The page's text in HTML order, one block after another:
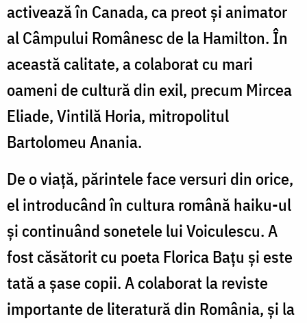
activează în Canada, ca preot și animator
al Câmpului Românesc de la Hamilton. În
această calitate, a colaborat cu mari
oameni de cultură din exil, precum Mircea
Eliade, Vintilă Horia, mitropolitul
Bartolomeu Anania.
De o viață, părintele face versuri din orice,
el introducând în cultura română haiku-ul
și continuând sonetele lui Voiculescu. A
fost căsătorit cu poeta Florica Bațu și este
tată a șase copii. A colaborat la reviste
importante de literatură din România, și la